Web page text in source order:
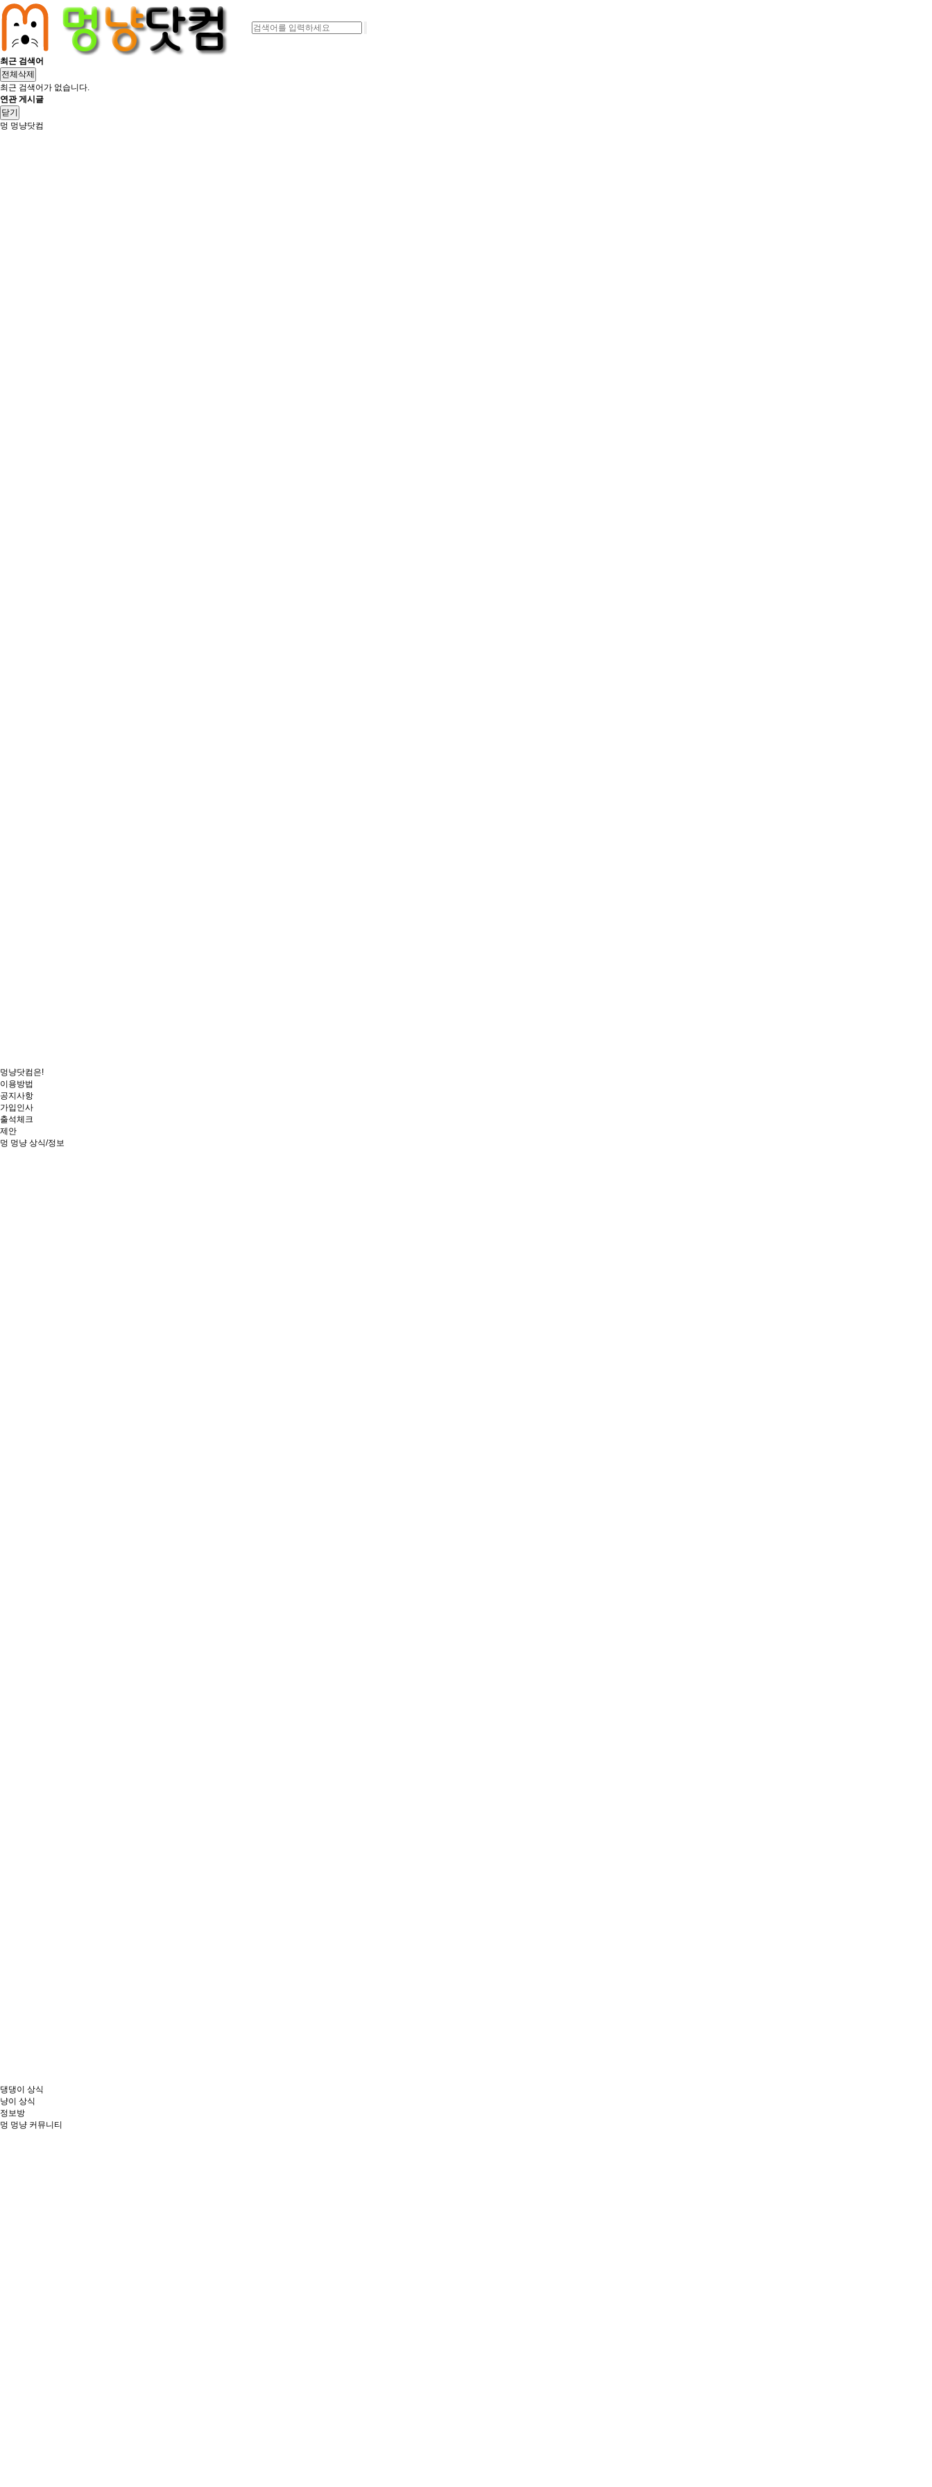
최근 검색어
전체삭제
최근 검색어가 없습니다.
연관 게시글
닫기
멍 멍냥닷컴
멍냥닷컴은!
이용방법
공지사항
가입인사
출석체크
제안
멍 멍냥 상식/정보
댕댕이 상식
냥이 상식
정보방
멍 멍냥 커뮤니티